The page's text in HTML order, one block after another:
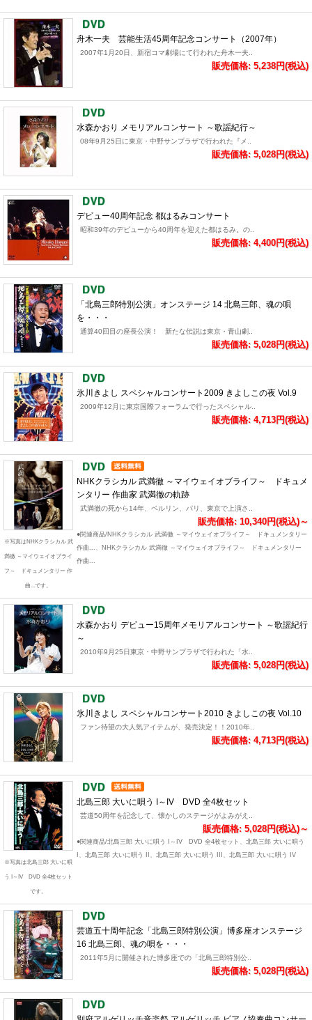
舟木一夫 芸能生活45周年記念コンサート（2007年）
2007年1月20日、新宿コマ劇場にて行われた舟木一夫..
販売価格: 5,238円(税込)
水森かおり メモリアルコンサート ～歌謡紀行～
08年9月25日に東京・中野サンプラザで行われた『メ..
販売価格: 5,028円(税込)
デビュー40周年記念 都はるみコンサート
昭和39年のデビューから40周年を迎えた都はるみ。の..
販売価格: 4,400円(税込)
「北島三郎特別公演」オンステージ 14 北島三郎、魂の唄
を・・・
通算40回目の座長公演！ 新たな伝説は東京・青山劇..
販売価格: 5,028円(税込)
氷川きよし スペシャルコンサート2009 きよしこの夜 Vol.9
2009年12月に東京国際フォーラムで行ったスペシャル..
販売価格: 4,713円(税込)
※写真はNHKクラシカル 武
満徹 ～マイウェイオブライ
フ～ ドキュメンタリー 作
曲...です。
NHKクラシカル 武満徹 ～マイウェイオブライフ～ ドキュメ
ンタリー 作曲家 武満徹の軌跡
武満徹の死から14年、ベルリン、パリ、東京で上演さ..
販売価格: 10,340円(税込)～
●関連商品/NHKクラシカル 武満徹 ～マイウェイオブライフ～ ドキュメンタリー
作曲...、NHKクラシカル 武満徹 ～マイウェイオブライフ～ ドキュメンタリー
作曲...
水森かおり デビュー15周年メモリアルコンサート ～歌謡紀行
～
2010年9月25日東京・中野サンプラザで行われた「水..
販売価格: 5,028円(税込)
氷川きよし スペシャルコンサート2010 きよしこの夜 Vol.10
ファン待望の大人気アイテムが、発売決定！！2010年..
販売価格: 4,713円(税込)
※写真は北島三郎 大いに唄
う I～IV DVD 全4枚セット
です。
北島三郎 大いに唄う I～IV DVD 全4枚セット
芸道50周年を記念して、懐かしのステージがよみがえ..
販売価格: 5,028円(税込)～
●関連商品/北島三郎 大いに唄う I～IV DVD 全4枚セット、北島三郎 大いに唄う
I、北島三郎 大いに唄う II、北島三郎 大いに唄う III、北島三郎 大いに唄う IV
芸道五十周年記念「北島三郎特別公演」博多座オンステージ
16 北島三郎、魂の唄を・・・
2011年5月に開催された博多座での「北島三郎特別公..
販売価格: 5,028円(税込)